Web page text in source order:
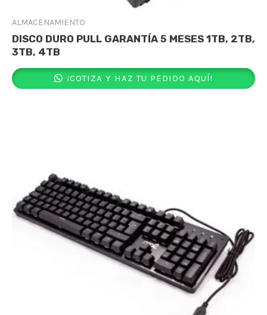
ALMACENAMIENTO
DISCO DURO PULL GARANTÍA 5 MESES 1TB, 2TB,
3TB, 4TB
¡COTIZA Y HAZ TU PEDIDO AQUÍ!